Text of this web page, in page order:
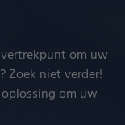
om uw
Zoek niet verder!
om uw